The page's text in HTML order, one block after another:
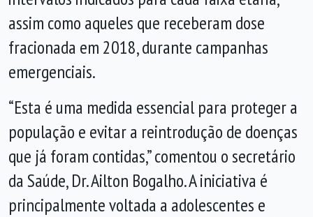
assim como aqueles que receberam dose
fracionada em 2018, durante campanhas
emergenciais.
“Esta é uma medida essencial para proteger a
população e evitar a reintrodução de doenças
que já foram contidas,” comentou o secretário
da Saúde, Dr. Ailton Bogalho. A iniciativa é
principalmente voltada a adolescentes e